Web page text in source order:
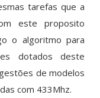
tarefas que a
este proposito
o algoritmo para
dotados deste
de modelos
com 433Mhz.